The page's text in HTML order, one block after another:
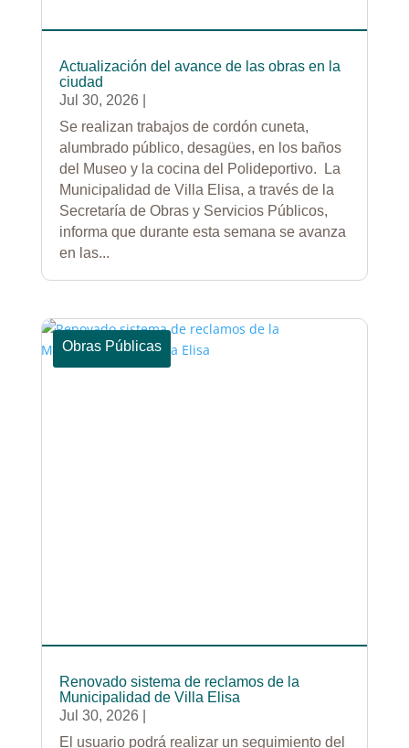
Actualización del avance de las obras en la
ciudad
Jul 30, 2026
Se realizan trabajos de cordón cuneta,
alumbrado público, desagües, en los baños
del Museo y la cocina del Polideportivo. La
Municipalidad de Villa Elisa, a través de la
Secretaría de Obras y Servicios Públicos,
informa que durante esta semana se avanza
en las...
Renovado sistema de reclamos de la
Municipalidad de Villa Elisa
Jul 30, 2026
Obras Públicas
El usuario podrá realizar un seguimiento del